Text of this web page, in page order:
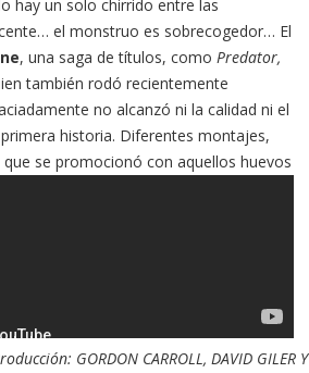
hay un solo chirrido entre las
el monstruo es sobrecogedor… El
, una saga de títulos, como Predator,
también rodó recientemente
no alcanzó ni la calidad ni el
historia. Diferentes montajes,
se promocionó con aquellos huevos
GORDON CARROLL, DAVID GILER Y